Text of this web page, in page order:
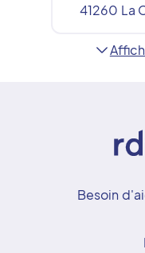
41260 La
Besoin